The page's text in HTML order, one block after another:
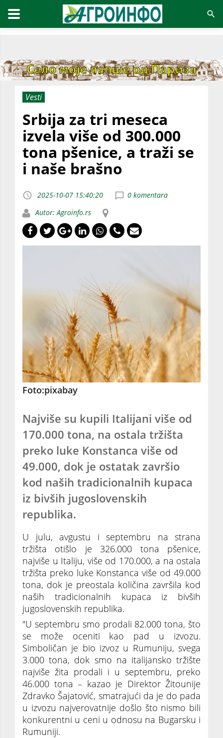
Vesti
Srbija za tri meseca
izvela više od 300.000
tona pšenice, a traži se
i naše brašno
2025-10-07 15:40:20
0 komentara
Autor: Agroinfo.rs
Foto:pixabay
Najviše su kupili Italijani više od
170.000 tona, na ostala tržišta
preko luke Konstanca više od
49.000, dok je ostatak završio
kod naših tradicionalnih kupaca
iz bivših jugoslovenskih
republika.
U julu, avgustu i septembru na strana
tržišta otišlo je 326.000 tona pšenice,
najviše u Italiju, više od 170.000, a na ostala
tržišta preko luke Konstanca više od 49.000
tona, dok je preostala količina završila kod
naših tradicionalnih kupaca iz bivših
jugoslovenskih republika.
"U septembru smo prodali 82.000 tona, što
se može oceniti kao pad u izvozu.
Simboličan je bio izvoz u Rumuniju, svega
3.000 tona, dok smo na italijansko tržište
najviše žita prodali i u septembru, preko
46.000 tona – kazao je Direktor Žitounije
Zdravko Šajatović, smatrajući da je do pada
u izvozu najverovatnije došlo što nismo bili
konkurentni u ceni u odnosu na Bugarsku i
Rumuniji.